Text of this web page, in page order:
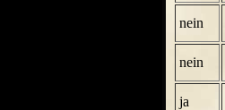
nein
nein
ja